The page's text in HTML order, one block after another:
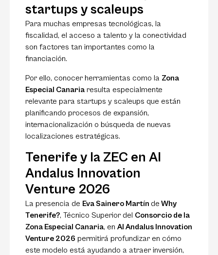
startups y scaleups
Para muchas empresas tecnológicas, la
fiscalidad, el acceso a talento y la conectividad
son factores tan importantes como la
financiación.
Por ello, conocer herramientas como la Zona
Especial Canaria resulta especialmente
relevante para startups y scaleups que están
planificando procesos de expansión,
internacionalización o búsqueda de nuevas
localizaciones estratégicas.
Tenerife y la ZEC en Al
Andalus Innovation
Venture 2026
La presencia de Eva Sainero Martín de Why
Tenerife?, Técnico Superior del Consorcio de la
Zona Especial Canaria, en Al Andalus Innovation
Venture 2026 permitirá profundizar en cómo
este modelo está ayudando a atraer inversión,